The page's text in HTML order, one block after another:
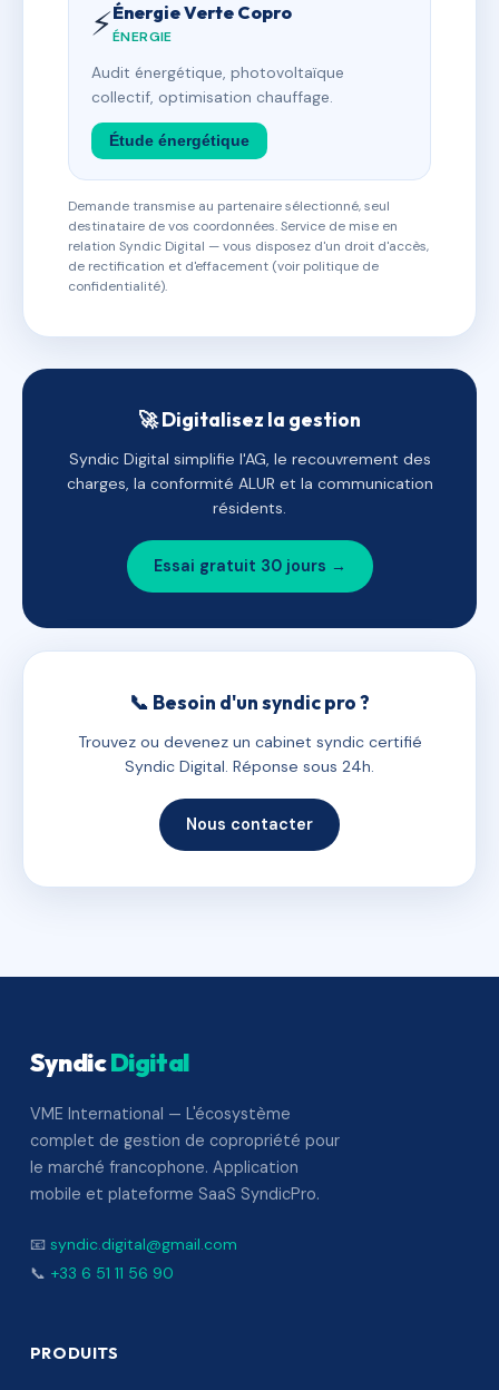
⚡Énergie Verte Copro
ÉNERGIE
Audit énergétique, photovoltaïque
collectif, optimisation chauffage.
Étude énergétique
Demande transmise au partenaire sélectionné, seul
destinataire de vos coordonnées. Service de mise en
relation Syndic Digital — vous disposez d'un droit d'accès,
de rectification et d'effacement (voir politique de
confidentialité).
🚀 Digitalisez la gestion
Syndic Digital simplifie l'AG, le recouvrement des
charges, la conformité ALUR et la communication
résidents.
Essai gratuit 30 jours →
📞 Besoin d'un syndic pro ?
Trouvez ou devenez un cabinet syndic certifié
Syndic Digital. Réponse sous 24h.
Nous contacter
SyndicDigital
VME International — L'écosystème
complet de gestion de copropriété pour
le marché francophone. Application
mobile et plateforme SaaS SyndicPro.
📧 syndic.digital@gmail.com
📞 +33 6 51 11 56 90
PRODUITS